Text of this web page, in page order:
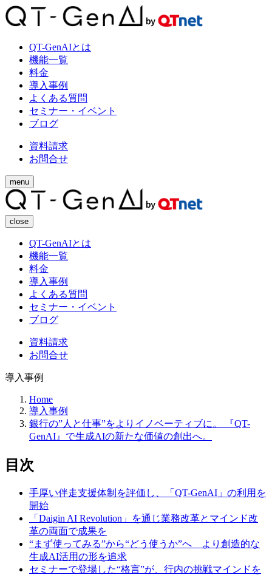
QT-GenAIとは
機能一覧
料金
導入事例
よくある質問
セミナー・イベント
ブログ
資料請求
お問合せ
menu
close
QT-GenAIとは
機能一覧
料金
導入事例
よくある質問
セミナー・イベント
ブログ
資料請求
お問合せ
導入事例
Home
導入事例
銀行の”人と仕事”をよりイノベーティブに。 『QT-
GenAI』で生成AIの新たな価値の創出へ。
目次
手厚い伴走支援体制を評価し、「QT-GenAI」の利用を
開始
「Daigin AI Revolution」を通じ業務改革とマインド改
革の両面で成果を​
“まず使ってみる”から“どう使うか”へ より創造的な
生成AI活用の形を追求​
セミナーで登場した“格言”が、行内の挑戦マインドを